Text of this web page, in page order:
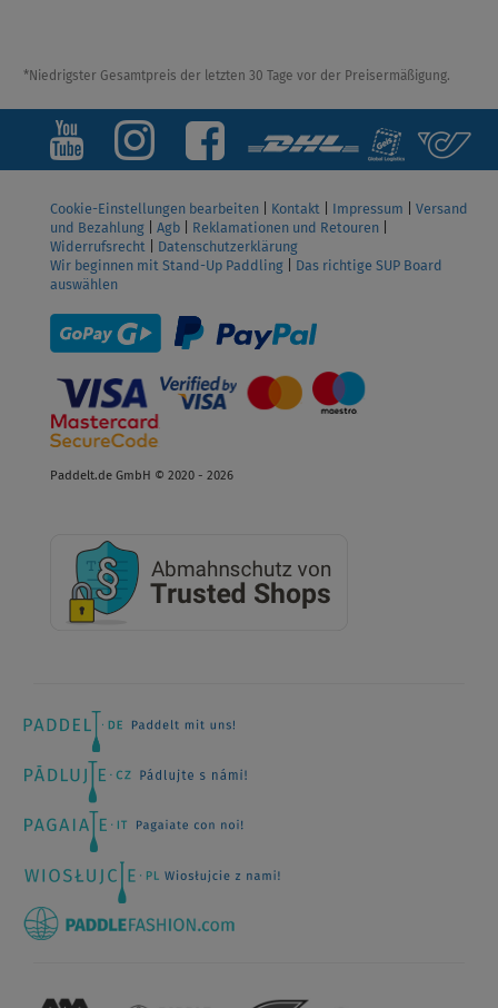
*Niedrigster Gesamtpreis der letzten 30 Tage vor der Preisermäßigung.
Cookie-Einstellungen bearbeiten Kontakt Impressum
Versand
und Bezahlung
Agb Reklamationen und Retouren
Widerrufsrecht
Datenschutzerklärung
Wir beginnen mit Stand-Up Paddling
Das richtige SUP Board
auswählen
Paddelt.de GmbH © 2020 - 2026